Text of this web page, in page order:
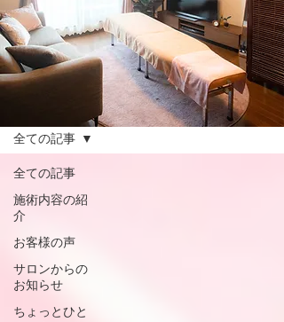
全ての記事
施術内容の紹
介
お客様の声
サロンからの
お知らせ
ちょっとひと
全ての記事